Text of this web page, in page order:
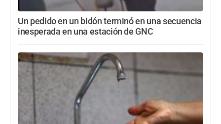
Un pedido en un bidón terminó en una secuencia
inesperada en una estación de GNC